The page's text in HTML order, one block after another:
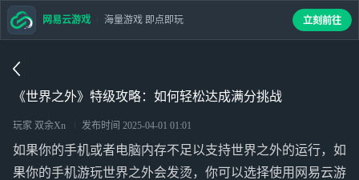
《世界之外》特级攻略：如何轻松达成满分挑战
玩家 双余Xn 发布时间 2025-04-01 01:01
如果你的手机或者电脑内存不足以支持世界之外的运行，如
果你的手机游玩世界之外会发烫，你可以选择使用网易云游
网易云游戏 海量游戏 即点即玩 立刻前往